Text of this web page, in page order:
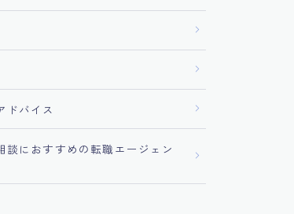
ドバイス
談におすすめの転職エージェン